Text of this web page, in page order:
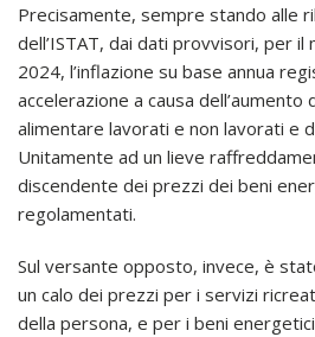
Precisamente, sempre stando alle
dell’ISTAT, dai dati provvisori, per
2024, l’inflazione su base annua
accelerazione a causa dell’aumento
alimentare lavorati e non lavorati e
Unitamente ad un lieve
discendente dei prezzi dei beni
regolamentati.
Sul versante opposto, invece, è
un calo dei prezzi per i servizi
della persona, e per i beni